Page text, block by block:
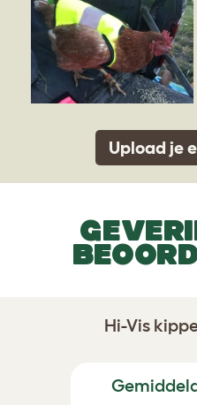
Upload je
Hi-Vis